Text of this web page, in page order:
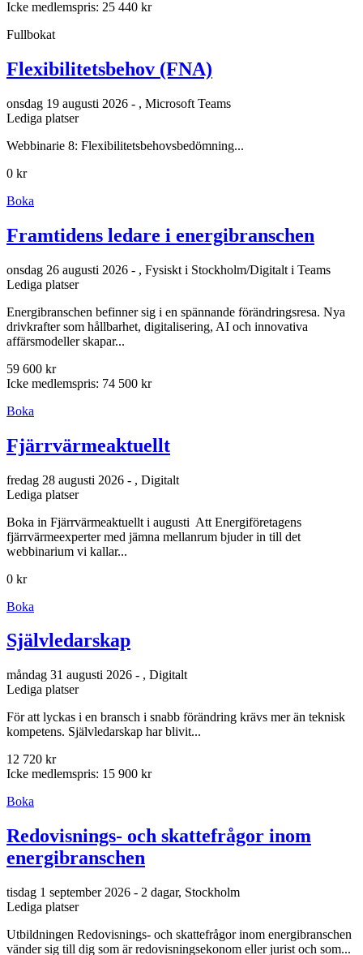
Icke medlemspris: 25 440 kr
Fullbokat
Flexibilitetsbehov (FNA)
onsdag 19 augusti 2026 - , Microsoft Teams
Lediga platser
Webbinarie 8: Flexibilitetsbehovsbedömning...
0 kr
Boka
Framtidens ledare i energibranschen
onsdag 26 augusti 2026 - , Fysiskt i Stockholm/Digitalt i Teams
Lediga platser
Energibranschen befinner sig i en spännande förändringsresa. Nya
drivkrafter som hållbarhet, digitalisering, AI och innovativa
affärsmodeller skapar...
59 600 kr
Icke medlemspris: 74 500 kr
Boka
Fjärrvärmeaktuellt
fredag 28 augusti 2026 - , Digitalt
Lediga platser
Boka in Fjärrvärmeaktuellt i augusti Att Energiföretagens
fjärrvärmeexperter med jämna mellanrum bjuder in till det
webbinarium vi kallar...
0 kr
Boka
Självledarskap
måndag 31 augusti 2026 - , Digitalt
Lediga platser
För att lyckas i en bransch i snabb förändring krävs mer än teknisk
kompetens. Självledarskap har blivit...
12 720 kr
Icke medlemspris: 15 900 kr
Boka
Redovisnings- och skattefrågor inom
energibranschen
tisdag 1 september 2026 - 2 dagar, Stockholm
Lediga platser
Utbildningen Redovisnings- och skattefrågor inom energibranschen
vänder sig till dig som är redovisningsekonom eller jurist och som...